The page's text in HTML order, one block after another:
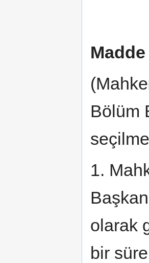
Madde
Bölüm
1.
Başkan
olarak
bir